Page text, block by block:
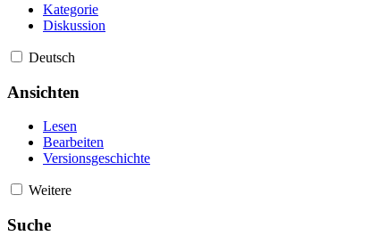
Kategorie
Diskussion
Deutsch
Ansichten
Lesen
Bearbeiten
Versionsgeschichte
Weitere
Suche